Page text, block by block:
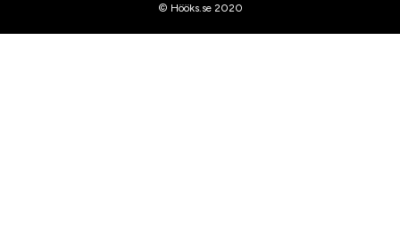
© Hööks.se 2020